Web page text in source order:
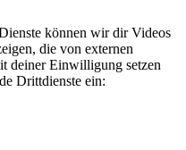
können wir dir Videos
die von externen
deiner Einwilligung setzen
Drittdienste ein: